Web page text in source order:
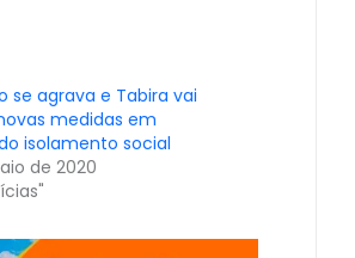
se agrava e Tabira vai
medidas em
isolamento social
de 2020